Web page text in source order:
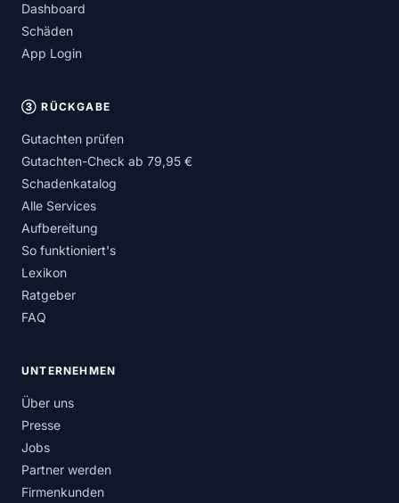
Dashboard
Schäden
App Login
③ RÜCKGABE
Gutachten prüfen
Gutachten-Check ab 79,95 €
Schadenkatalog
Alle Services
Aufbereitung
So funktioniert's
Lexikon
Ratgeber
FAQ
UNTERNEHMEN
Über uns
Presse
Jobs
Partner werden
Firmenkunden